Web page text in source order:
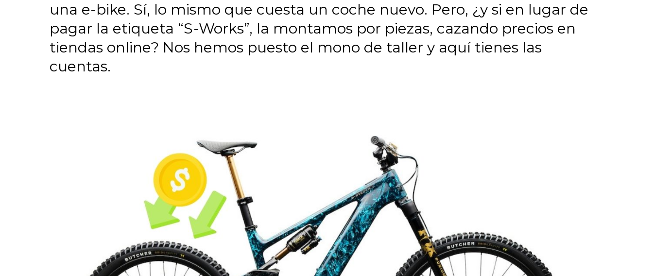
una e-bike. Sí, lo mismo que cuesta un coche nuevo. Pero, ¿y si en lugar de
pagar la etiqueta “S-Works”, la montamos por piezas, cazando precios en
tiendas online? Nos hemos puesto el mono de taller y aquí tienes las
cuentas.